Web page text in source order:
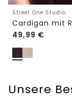
Street One Studio
49,99 €
Unsere